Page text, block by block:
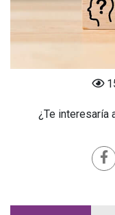
¿Te interesaría